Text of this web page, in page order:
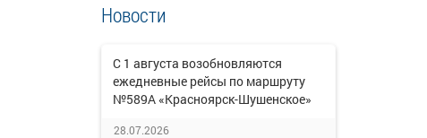
Новости
С 1 августа возобновляются
ежедневные рейсы по маршруту
№589А «Красноярск-Шушенское»
28.07.2026